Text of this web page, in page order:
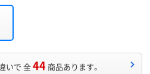
いで 全44 商品あります。